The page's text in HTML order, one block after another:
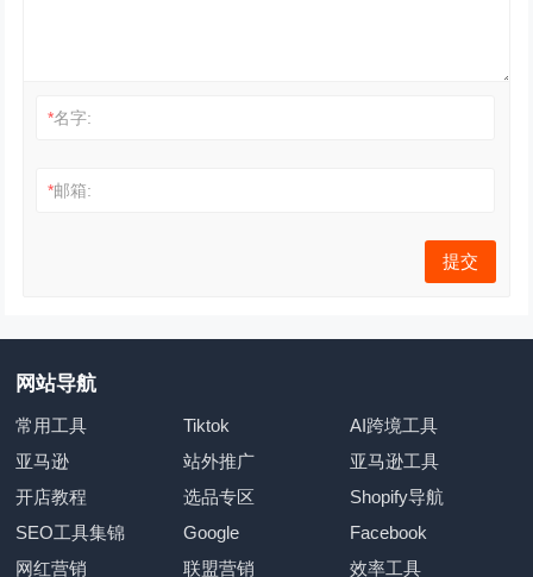
*名字:
*邮箱:
网站导航
常用工具 Tiktok
AI跨境工具
亚马逊
站外推广
亚马逊工具
开店教程
选品专区
Shopify导航
SEO工具集锦
Google
Facebook
网红营销
联盟营销
效率工具